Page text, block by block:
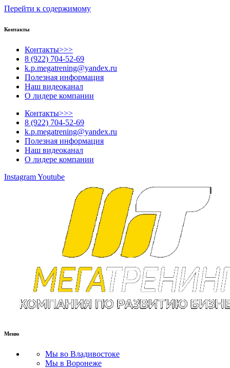
Перейти к содержимому
Контакты
Контакты>>>
8 (922) 704-52-69
k.p.megatrening@yandex.ru
Полезная информация
Наш видеоканал
О лидере компании
Контакты>>>
8 (922) 704-52-69
k.p.megatrening@yandex.ru
Полезная информация
Наш видеоканал
О лидере компании
InstagramYoutube
Меню
Мы во Владивостоке
Мы в Воронеже